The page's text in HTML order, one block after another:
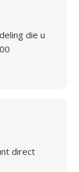
die u
direct